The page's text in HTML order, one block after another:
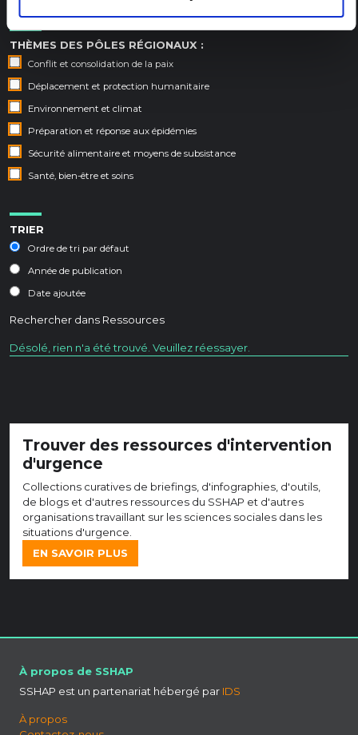
THÈMES DES PÔLES RÉGIONAUX :
Conflit et consolidation de la paix
Déplacement et protection humanitaire
Environnement et climat
Préparation et réponse aux épidémies
Sécurité alimentaire et moyens de subsistance
Santé, bien-être et soins
TRIER
Ordre de tri par défaut
Année de publication
Date ajoutée
Rechercher dans Ressources
Désolé, rien n'a été trouvé. Veuillez réessayer.
Trouver des ressources d'intervention
d'urgence
Collections curatives de briefings, d'infographies, d'outils,
de blogs et d'autres ressources du SSHAP et d'autres
organisations travaillant sur les sciences sociales dans les
situations d'urgence.
EN SAVOIR PLUS
À propos de SSHAP
SSHAP est un partenariat hébergé par IDS
À propos